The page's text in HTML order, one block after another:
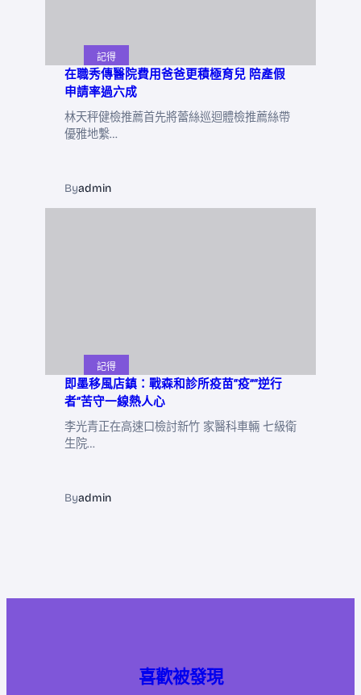
記得
在職秀傳醫院費用爸爸更積極育兒 陪產假
申請率過六成
林天秤健檢推薦首先將蕾絲巡迴體檢推薦絲帶
優雅地繫…
Byadmin
記得
即墨移風店鎮：戰森和診所疫苗“疫”“逆行
者”苦守一線熱人心
李光青正在高速口檢討新竹 家醫科車輛 七級衛
生院…
Byadmin
喜歡被發現